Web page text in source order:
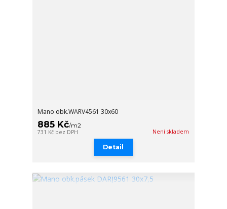
Mano obk.WARV4561 30x60
885 Kč/m2
731 Kč bez DPH Není skladem
Detail